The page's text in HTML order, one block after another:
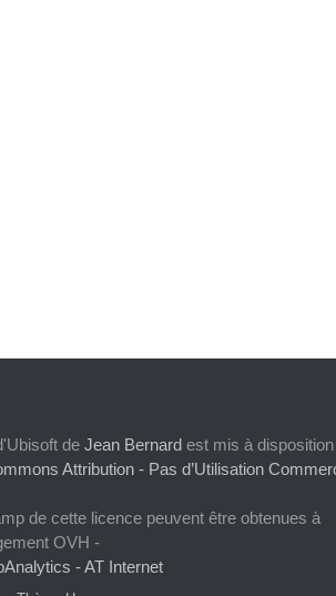
de Jean Bernard est mis à
Attribution - Pas d’Utilisation
de cette licence peuvent être obtenues à
OVH -